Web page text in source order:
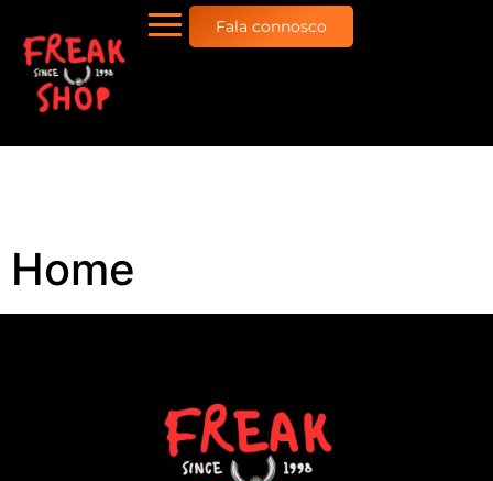
Fala connosco
Home